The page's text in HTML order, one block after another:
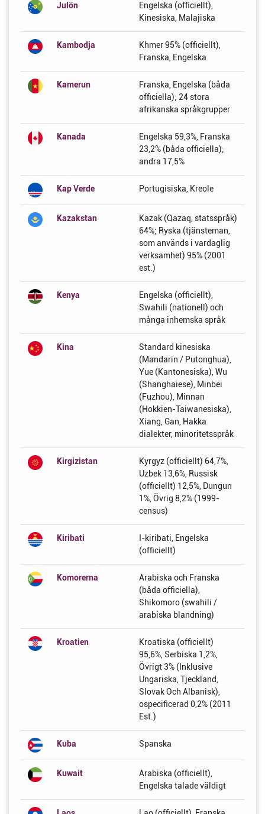
Julön
Engelska (officiellt),
Kinesiska, Malajiska
Kambodja
Khmer 95% (officiellt),
Franska, Engelska
Kamerun
Franska, Engelska (båda
officiella); 24 stora
afrikanska språkgrupper
Kanada
Engelska 59,3%, Franska
23,2% (båda officiella);
andra 17,5%
Kap Verde Portugisiska, Kreole
Kazakstan
Kazak (Qazaq, statsspråk)
64%; Ryska (tjänsteman,
som används i vardaglig
verksamhet) 95% (2001
est.)
Kenya
Engelska (officiellt),
Swahili (nationell) och
många inhemska språk
Kina
Standard kinesiska
(Mandarin / Putonghua),
Yue (Kantonesiska), Wu
(Shanghaiese), Minbei
(Fuzhou), Minnan
(Hokkien-Taiwanesiska),
Xiang, Gan, Hakka
dialekter, minoritetsspråk
Kirgizistan
Kyrgyz (officiellt) 64,7%,
Uzbek 13,6%, Russisk
(officiellt) 12,5%, Dungun
1%, Övrig 8,2% (1999-
census)
Kiribati
I-kiribati, Engelska
(officiellt)
Komorerna
Arabiska och Franska
(båda officiella),
Shikomoro (swahili /
arabiska blandning)
Kroatien
Kroatiska (officiellt)
95,6%, Serbiska 1,2%,
Övrigt 3% (Inklusive
Ungariska, Tjeckland,
Slovak Och Albanisk),
ospecificerad 0,2% (2011
Est.)
Kuba Spanska
Kuwait
Arabiska (officiellt),
Engelska talade väldigt